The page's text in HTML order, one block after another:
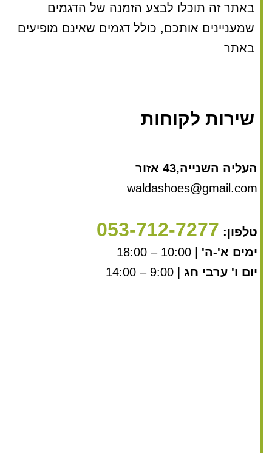
באתר זה תוכלו לבצע הזמנה של הדגמים
שמעניינים אותכם, כולל דגמים שאינם מופיעים
באתר
שירות לקוחות
העליה השנייה,43 אזור
waldashoes@gmail.com
טלפון: 053-712-7277
ימים א'-ה'
יום ו' ערבי חג